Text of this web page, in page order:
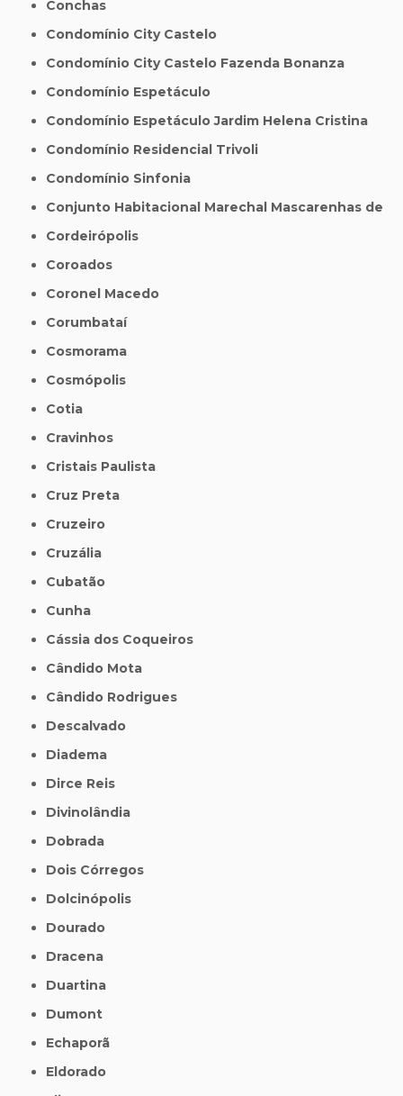
Conchas
Condomínio City Castelo
Condomínio City Castelo Fazenda Bonanza
Condomínio Espetáculo
Condomínio Espetáculo Jardim Helena Cristina
Condomínio Residencial Trivoli
Condomínio Sinfonia
Conjunto Habitacional Marechal Mascarenhas de
Cordeirópolis
Coroados
Coronel Macedo
Corumbataí
Cosmorama
Cosmópolis
Cotia
Cravinhos
Cristais Paulista
Cruz Preta
Cruzeiro
Cruzália
Cubatão
Cunha
Cássia dos Coqueiros
Cândido Mota
Cândido Rodrigues
Descalvado
Diadema
Dirce Reis
Divinolândia
Dobrada
Dois Córregos
Dolcinópolis
Dourado
Dracena
Duartina
Dumont
Echaporã
Eldorado